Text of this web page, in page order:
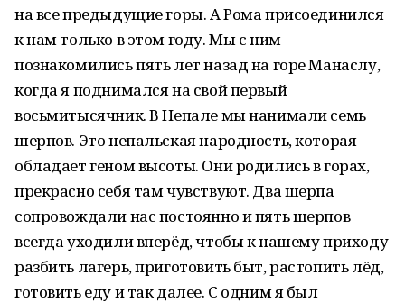
на все предыдущие горы. А Рома присоединился
к нам только в этом году. Мы с ним
познакомились пять лет назад на горе Манаслу,
когда я поднимался на свой первый
восьмитысячник. В Непале мы нанимали семь
шерпов. Это непальская народность, которая
обладает геном высоты. Они родились в горах,
прекрасно себя там чувствуют. Два шерпа
сопровождали нас постоянно и пять шерпов
всегда уходили вперёд, чтобы к нашему приходу
разбить лагерь, приготовить быт, растопить лёд,
готовить еду и так далее. С одним я был